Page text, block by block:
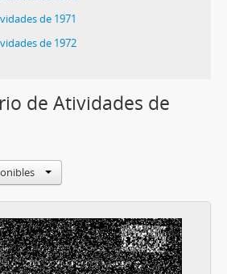
de 1971
de 1972
de Atividades de